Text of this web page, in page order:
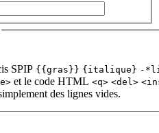
SPIP {{gras}} {italique} -
et le code HTML <q> <del>
des lignes vides.